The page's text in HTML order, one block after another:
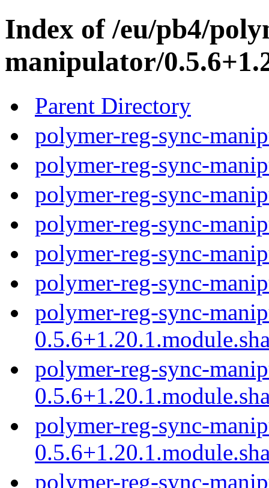
Index of /eu/pb4/
manipulator/
Parent Directory
polymer-reg-sync-
polymer-reg-sync-
polymer-reg-sync-
polymer-reg-sync-
polymer-reg-sync-
polymer-reg-sync-
polymer-reg-sync-
polymer-reg-sync-
polymer-reg-sync-
polymer-reg-sync-